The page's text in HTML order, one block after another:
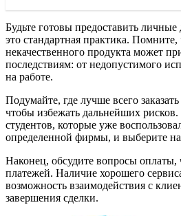
Будьте готовы предоставить
это стандартная практика. Помните,
некачественного продукта может
последствиям: от недопустимого
на работе.
Подумайте, где лучше всего
чтобы избежать дальнейших
студентов, которые уже
определенной фирмы, и выберите
Наконец, обсудите вопросы
платежей. Наличие хорошего
возможность взаимодействия с
завершения сделки.